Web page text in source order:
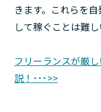
きます。これらを
して稼ぐことは難し
フリーランスが厳
説！･･･>>